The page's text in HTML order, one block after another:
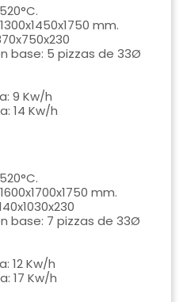
mm.
base: 5 pizzas de 33Ø
9 Kw/h
14 Kw/h
mm.
base: 7 pizzas de 33Ø
12 Kw/h
17 Kw/h